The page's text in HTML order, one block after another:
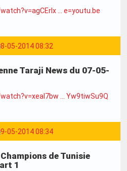
… e=youtu.be
05-2014 08:32
Taraji News du 07-05-
… Yw9tiwSu9Q
05-2014 08:34
de Tunisie
1